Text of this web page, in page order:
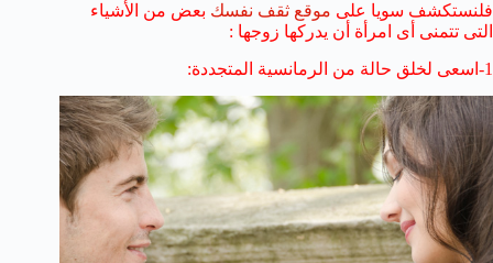
فلنستكشف سويا على موقع ثقف نفسك بعض من الأشياء
التى تتمنى أى امرأة أن يدركها زوجها :
1-اسعى لخلق حالة من الرمانسية المتجددة: